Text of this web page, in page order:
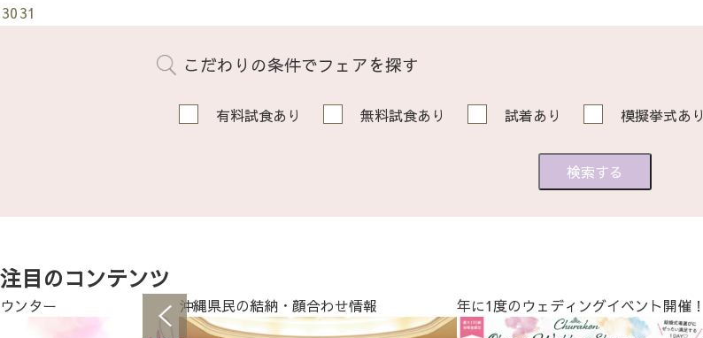
3031
こだわりの条件でフェアを探す
有料試食あり 無料試食あり 試着あり 模擬挙式あり
注目のコンテンツ
ンター 沖縄県民の結納・顔合わせ情報 年に1度のウェディングイベント開催！